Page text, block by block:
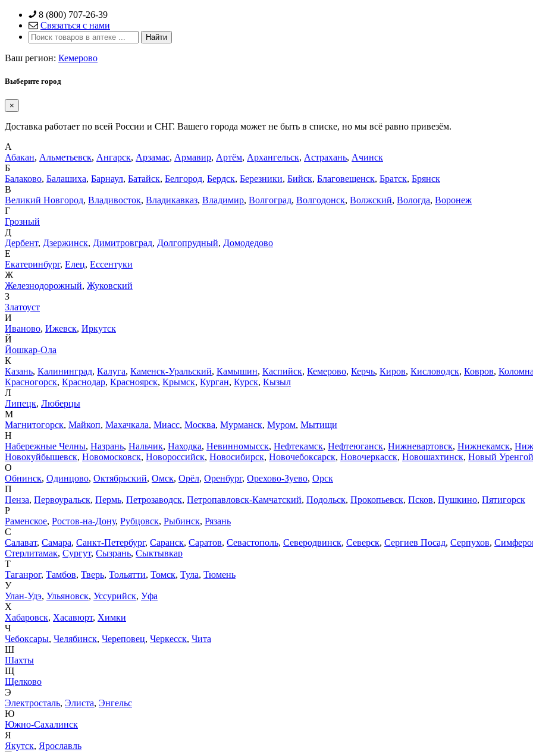
Skip
content
8 (800) 707-26-39
Связаться с нами
Ваш регион: Кемерово
Выберите город
×
Доставка работает по всей России и СНГ. Вашего города может не быть в списке, но мы всё равно привезём.
А
Абакан, Альметьевск, Ангарск, Арзамас, Армавир, Артём, Архангельск, Астрахань, Ачинск
Б
Балаково, Балашиха, Барнаул, Батайск, Белгород, Бердск, Березники, Бийск, Благовещенск, Братск, Брянск
В
Великий Новгород, Владивосток, Владикавказ, Владимир, Волгоград, Волгодонск, Волжский, Вологда, Воронеж
Г
Грозный
Д
Дербент, Дзержинск, Димитровград, Долгопрудный, Домодедово
Е
Екатеринбург, Елец, Ессентуки
Ж
Железнодорожный, Жуковский
З
Златоуст
И
Иваново, Ижевск, Иркутск
Й
Йошкар-Ола
К
Казань, Калининград, Калуга, Каменск-Уральский, Камышин, Каспийск, Кемерово, Керчь, Киров, Кисловодск, Ковров, Коломна
Красногорск, Краснодар, Красноярск, Крымск, Курган, Курск, Кызыл
Л
Липецк, Люберцы
М
Магнитогорск, Майкоп, Махачкала, Миасс, Москва, Мурманск, Муром, Мытищи
Н
Набережные Челны, Назрань, Нальчик, Находка, Невинномысск, Нефтекамск, Нефтеюганск, Нижневартовск, Нижнекамск,
Новокуйбышевск, Новомосковск, Новороссийск, Новосибирск, Новочебоксарск, Новочеркасск, Новошахтинск, Новый Уренгой
О
Обнинск, Одинцово, Октябрьский, Омск, Орёл, Оренбург, Орехово-Зуево, Орск
П
Пенза, Первоуральск, Пермь, Петрозаводск, Петропавловск-Камчатский, Подольск, Прокопьевск, Псков, Пушкино, Пятигорск
Р
Раменское, Ростов-на-Дону, Рубцовск, Рыбинск, Рязань
С
Салават, Самара, Санкт-Петербург, Саранск, Саратов, Севастополь, Северодвинск, Северск, Сергиев Посад, Серпухов,
Стерлитамак, Сургут, Сызрань, Сыктывкар
Т
Таганрог, Тамбов, Тверь, Тольятти, Томск, Тула, Тюмень
У
Улан-Удэ, Ульяновск, Уссурийск, Уфа
Х
Хабаровск, Хасавюрт, Химки
Ч
Чебоксары, Челябинск, Череповец, Черкесск, Чита
Ш
Шахты
Щ
Щелково
Э
Электросталь, Элиста, Энгельс
Ю
Южно-Сахалинск
Я
Якутск, Ярославль